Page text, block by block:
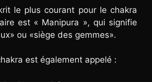
le plus courant pour le chakra
est « Manipura », qui signifie
ou «siège des gemmes».
est également appelé :